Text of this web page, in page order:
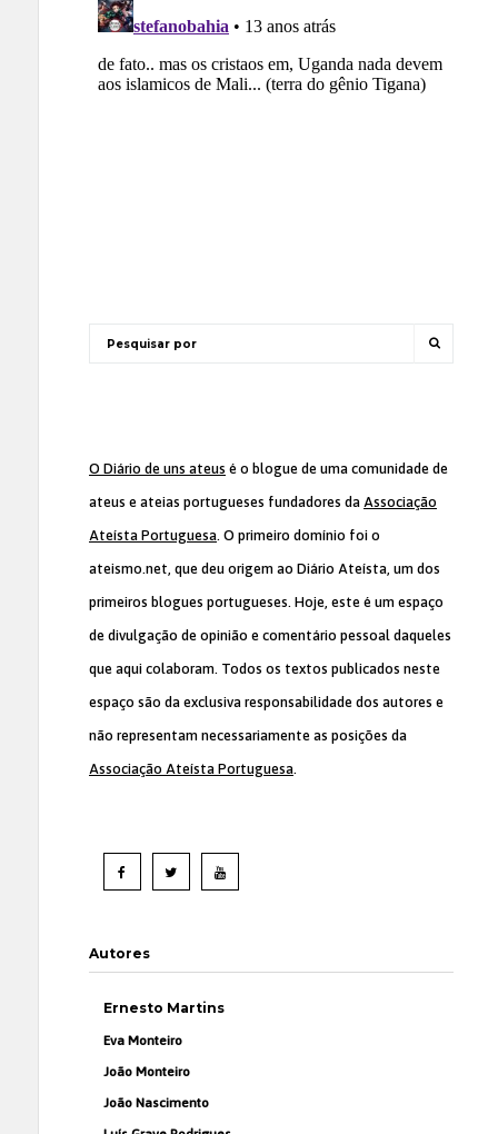
O Diário de uns ateus é o blogue de uma comunidade de
ateus e ateias portugueses fundadores da Associação
Ateísta Portuguesa. O primeiro domínio foi o
ateismo.net, que deu origem ao Diário Ateísta, um dos
primeiros blogues portugueses. Hoje, este é um espaço
de divulgação de opinião e comentário pessoal daqueles
que aqui colaboram. Todos os textos publicados neste
espaço são da exclusiva responsabilidade dos autores e
não representam necessariamente as posições da
Associação Ateísta Portuguesa.
Autores
Ernesto Martins
Eva Monteiro
João Monteiro
João Nascimento